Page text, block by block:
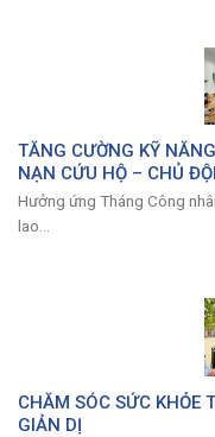
TĂNG CƯỜNG KỸ
NẠN CỨU HỘ – CHỦ
ĐẶC THÙ
Hưởng ứng Tháng Công
lao...
CHĂM SÓC SỨC KHỎE
GIẢN DỊ